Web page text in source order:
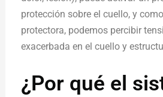
protección sobre el cuello, y
protectora, podemos percibir
exacerbada en el cuello y
¿Por qué el